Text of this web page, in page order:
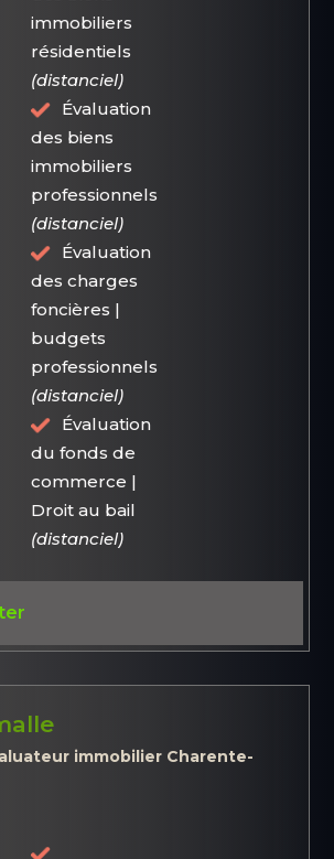
immobiliers
résidentiels
(distanciel)
Évaluation
des biens
immobiliers
professionnels
(distanciel)
Évaluation
des charges
foncières |
budgets
professionnels
(distanciel)
Évaluation
du fonds de
commerce |
Droit au bail
(distanciel)
immobilier Charente-